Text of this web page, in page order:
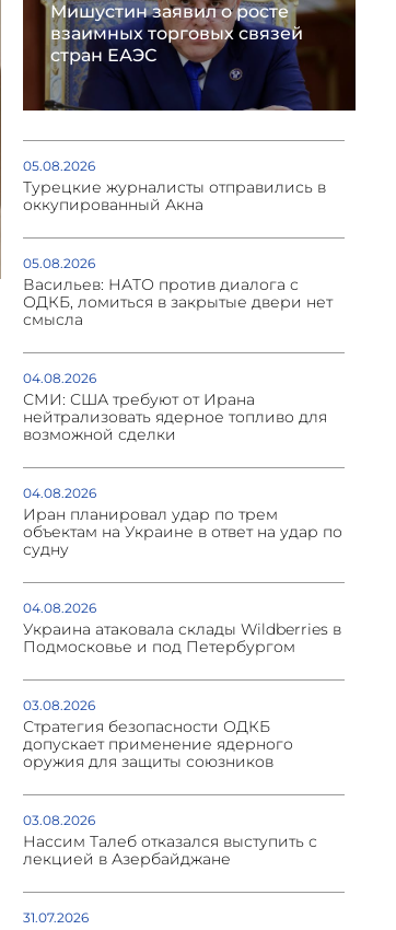
Мишустин заявил о росте
взаимных торговых связей
стран ЕАЭС
05.08.2026
Турецкие журналисты отправились в
оккупированный Акна
05.08.2026
Васильев: НАТО против диалога с
ОДКБ, ломиться в закрытые двери нет
смысла
04.08.2026
СМИ: США требуют от Ирана
нейтрализовать ядерное топливо для
возможной сделки
04.08.2026
Иран планировал удар по трем
объектам на Украине в ответ на удар по
судну
04.08.2026
Украина атаковала склады Wildberries в
Подмосковье и под Петербургом
03.08.2026
Стратегия безопасности ОДКБ
допускает применение ядерного
оружия для защиты союзников
03.08.2026
Нассим Талеб отказался выступить с
лекцией в Азербайджане
31.07.2026